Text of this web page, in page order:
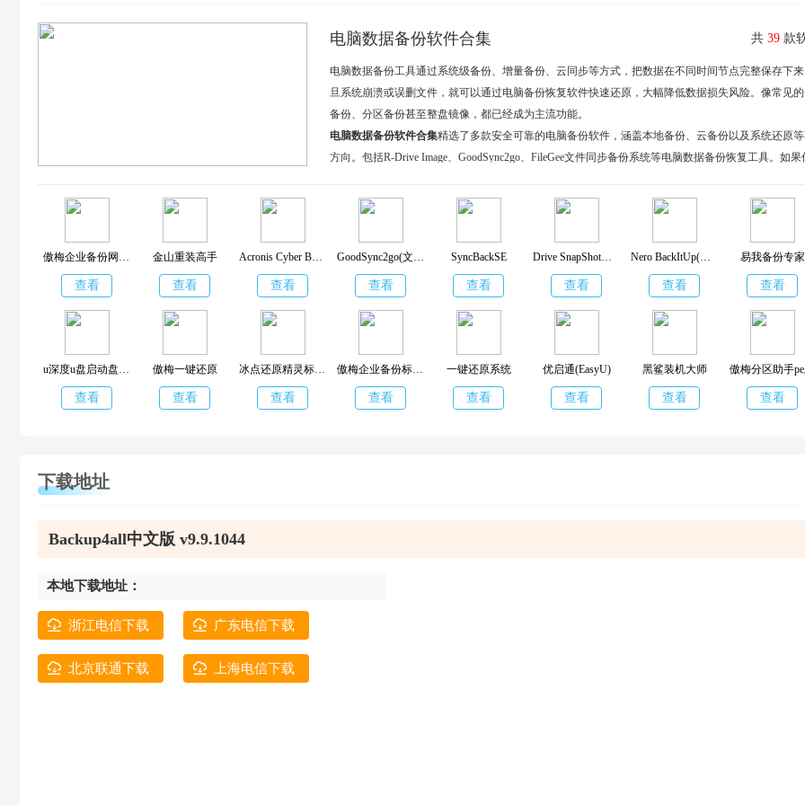
电脑数据备份软件合集 共 39 款
电脑数据备份工具通过系统级备份、增量备份、云同步等方式，把数据在不同时间节点完整保存下
旦系统崩溃或误删文件，就可以通过电脑备份恢复软件快速还原，大幅降低数据损失风险。像常见
备份、分区备份甚至整盘镜像，都已经成为主流功能。
电脑数据备份软件合集精选了多款安全可靠的电脑备份软件，涵盖本地备份、云备份以及系统还原等
方向。包括R-Drive Image、GoodSync2go、FileGee文件同步备份系统等电脑数据备份恢复工具。如果
傲梅企业备份网络版
查看
金山重装高手
查看
Acronis Cyber Backup(数据备份还原软件)
查看
GoodSync2go(文件备份同步工具)
查看
SyncBackSE
查看
Drive SnapShot中文版
查看
Nero BackItUp(系统备份软件)
查看
易我备份专家
查看
u深度u盘启动盘制作工具装机版
查看
傲梅一键还原
查看
冰点还原精灵标准版
查看
傲梅企业备份标准版
查看
一键还原系统
查看
优启通(EasyU)
查看
黑鲨装机大师
查看
傲梅分区助手
查看
下载地址
Backup4all中文版 v9.9.1044
本地下载地址：
浙江电信下载 广东电信下载
北京联通下载 上海电信下载